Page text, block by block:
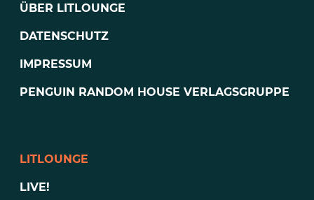
ÜBER LITLOUNGE
DATENSCHUTZ
IMPRESSUM
PENGUIN RANDOM HOUSE VERLAGSGRUPPE
LITLOUNGE
LIVE!